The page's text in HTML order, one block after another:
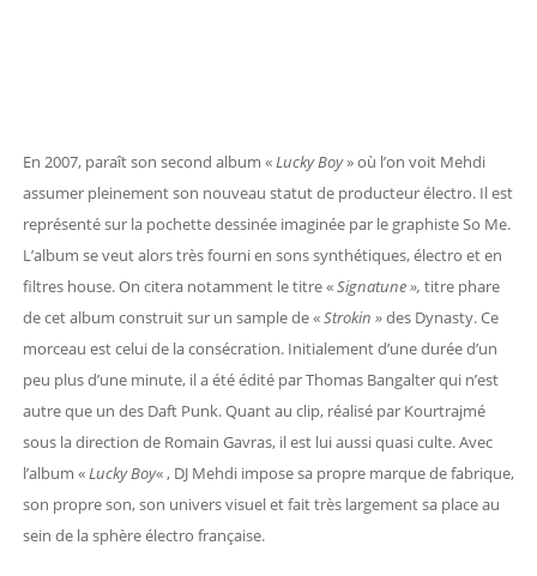
En 2007, paraît son second album «Lucky Boy» où l’on voit Mehdi
assumer pleinement son nouveau statut de producteur électro. Il est
représenté sur la pochette dessinée imaginée par le graphiste So Me.
L’album se veut alors très fourni en sons synthétiques, électro et en
filtres house. On citera notamment le titre «Signatune », titre phare
de cet album construit sur un sample de «Strokin »des Dynasty. Ce
morceau est celui de la consécration. Initialement d’une durée d’un
peu plus d’une minute, il a été édité par Thomas Bangalter qui n’est
autre que un des Daft Punk. Quant au clip, réalisé par Kourtrajmé
sous la direction de Romain Gavras, il est lui aussi quasi culte. Avec
l’album «Lucky Boy« , DJ Mehdi impose sa propre marque de fabrique,
son propre son, son univers visuel et fait très largement sa place au
sein de la sphère électro française.